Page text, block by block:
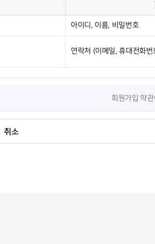
아이디, 이름, 비밀번호
연락처 (이메일, 휴대전화번
회원가입 약
취소